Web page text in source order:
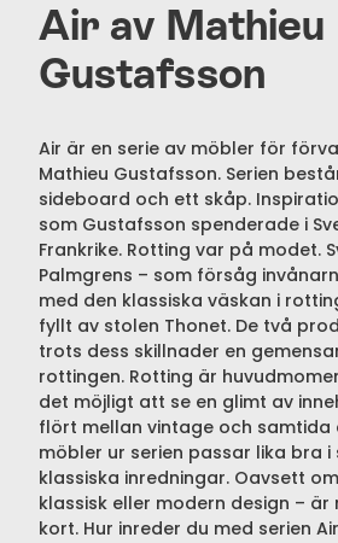
Air av Mathieu
Gustafsson
Air är en serie av möbler för
Mathieu Gustafsson. Serien
sideboard och ett skåp.
som Gustafsson spenderade i
Frankrike. Rotting var på modet.
Palmgrens – som försåg
med den klassiska väskan i
fyllt av stolen Thonet. De två
trots dess skillnader en
rottingen. Rotting är
det möjligt att se en glimt av
flört mellan vintage och samtida
möbler ur serien passar lika bra
klassiska inredningar. Oavsett
klassisk eller modern design –
kort. Hur inreder du med serien